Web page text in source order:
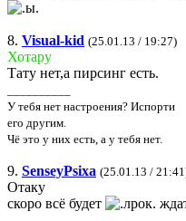
8. Visual-kid (25.01.13 / 19:27)
Хотару
Тату нет,а пирсинг есть.
У тебя нет настроения? Испорти
его другим.
Чё это у них есть, а у тебя нет.
9. SenseyPsixa (25.01.13 /
Отаку
скоро всё будет